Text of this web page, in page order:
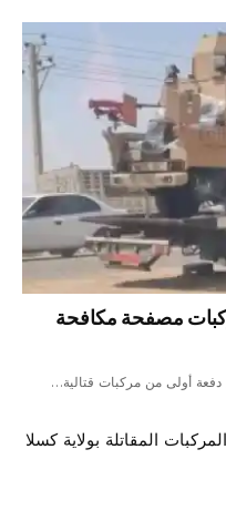
مصفحة مكافحة
أولى من مركبات قتالية…